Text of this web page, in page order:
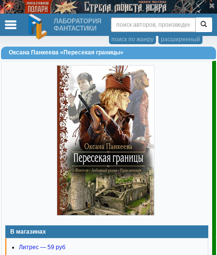
ЛАБОРАТОРИЯ
ФАНТАСТИКИ
расширенный
поиск по жанру
Оксана Панкеева «Пересекая границы»
В магазинах
Литрес — 59 руб